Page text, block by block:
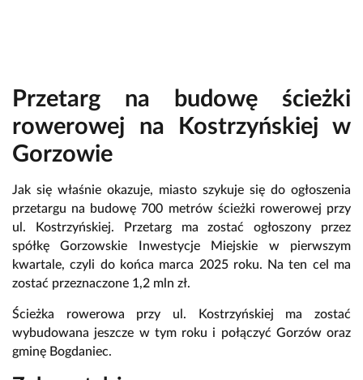
Przetarg na budowę ścieżki
rowerowej na Kostrzyńskiej w
Gorzowie
Jak się właśnie okazuje, miasto szykuje się do ogłoszenia
przetargu na budowę 700 metrów ścieżki rowerowej przy
ul. Kostrzyńskiej. Przetarg ma zostać ogłoszony przez
spółkę Gorzowskie Inwestycje Miejskie w pierwszym
kwartale, czyli do końca marca 2025 roku. Na ten cel ma
zostać przeznaczone 1,2 mln zł.
Ścieżka rowerowa przy ul. Kostrzyńskiej ma zostać
wybudowana jeszcze w tym roku i połączyć Gorzów oraz
gminę Bogdaniec.